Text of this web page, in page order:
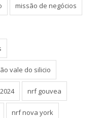
missão de negócios
vale do silicio
nrf gouvea
nrf nova york